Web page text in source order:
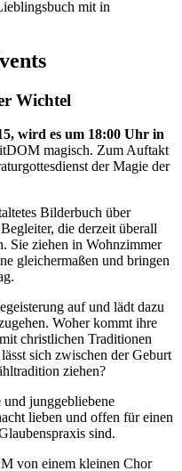
mit in
Wichtel
wird es um 18:00 Uhr in
magisch. Zum Auftakt
der Magie der
Bilderbuch über
die derzeit überall
Sie ziehen in Wohnzimmer
gleichermaßen und bringen
auf und lädt dazu
Woher kommt ihre
christlichen Traditionen
sich zwischen der Geburt
ziehen?
junggebliebene
lieben und offen für einen
sind.
von einem kleinen Chor